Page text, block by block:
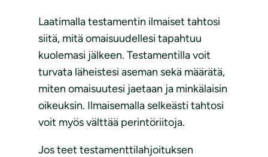
Laatimalla testamentin ilmaiset tahtosi
siitä, mitä omaisuudellesi tapahtuu
kuolemasi jälkeen. Testamentilla voit
turvata läheistesi aseman sekä määrätä,
miten omaisuutesi jaetaan ja minkälaisin
oikeuksin. Ilmaisemalla selkeästi tahtosi
voit myös välttää perintöriitoja.
Jos teet testamenttilahjoituksen